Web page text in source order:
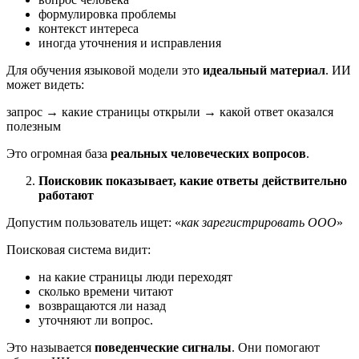
формулировка проблемы
контекст интереса
иногда уточнения и исправления
Для обучения языковой модели это идеальный материал. ИИ
может видеть:
запрос → какие страницы открыли → какой ответ оказался
полезным
Это огромная база реальных человеческих вопросов.
Поисковик показывает, какие ответы действительно
работают
Допустим пользователь ищет: «как зарегистрировать ООО»
Поисковая система видит:
на какие страницы люди переходят
сколько времени читают
возвращаются ли назад
уточняют ли вопрос.
Это называется поведенческие сигналы. Они помогают